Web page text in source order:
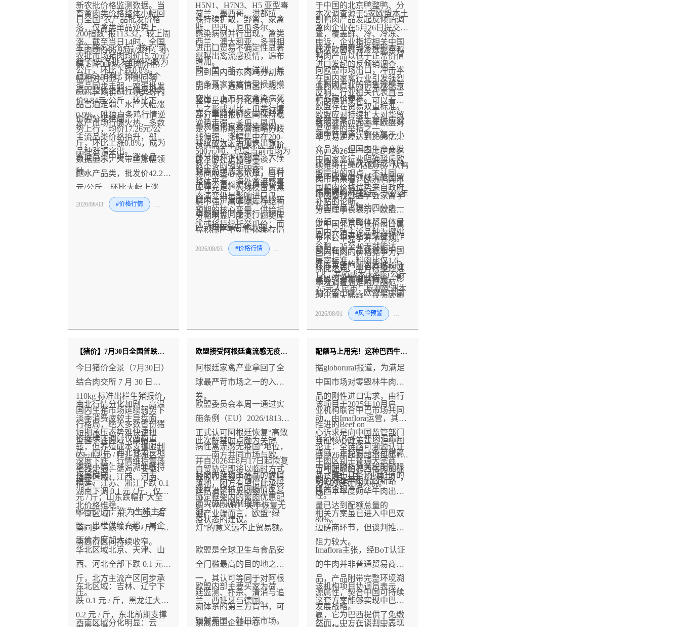
新农批价格监测数据。当
日全国“农产品批发价格
200指数”报113.32，较上周
五下降0.29个点；核心“菜
篮子”产品批发价格指数为
113.42，环比下降0.35个
点。整体生鲜行情呈现肉
品普遍走弱、水产大幅涨
价的分化格局。
畜禽肉类价格整体小幅回
落，仅禽类单品逆势上
涨。截至当日14时，全国
农批市场猪肉均价15.70元/
公斤，环比下跌0.8%。
牛肉均价66.93元/公斤，小
幅下降0.3%；羊肉价格跌
幅相对明显，环比回落
0.6%，均价64.53元/公斤。
蛋品同步走弱，鸡蛋批发
价9.84元/公斤，环比下降
0.9%。唯独白条鸡行情逆
势上行，均价17.26元/公
斤，环比上涨0.8%，成为
畜禽品类中唯一涨价品
种。
水产市场行情火热，多数
主流品类价格抬升，部分
品种涨幅突出。
数据显示，大带鱼涨幅领
跑水产品类，批发价42.27
元/公斤，环比大幅上涨
6.1%；白鲢鱼、鲫鱼同步
2026/08/03 #价格行情 #牛
H5N1、H7N3、H5 亚型毒
株持续扩散，野禽、家禽
感染病例并行出现，禽类
进出口贸易不确定性显著
增加。
荷兰、墨西哥、洪都拉
斯、巴西、厄瓜多尔、新
西兰、澳大利亚、多哥相
继曝出禽流感疫情，遍布
欧、美、非、大洋洲。其
中多哥家禽疫情受损规模
突出，上万只家禽染病死
亡；墨西哥同步出现野禽
与规模化家禽感染案例。
回到国内山东肉鸡分割冻
品市场，近两日出厂报价
整体呈稳中分化格局。大
部分单品报价区间保持稳
定，但市场经营策略分歧
持续放大。为加快出货，
部分商户下调翅类、大棒
腿等品类成交价格；原料
小胸、黄焖鸡块、带骨上
腿肉、带皮腿肉、鸡胗等
单品报价同步下行，翅中
L、翅根 L 局部走弱。
与之形成对比，爪类行情
逆势走强，长爪、凤爪全
线偏强，涨幅集中在200-
500元/吨，也是当前市场为
数不多的强势品类。
从供需基本面来看，现阶
段下游补货情绪平淡，贸
易商观望心态浓厚，自有
库存充足，大规模备货意
愿不强。屠宰端库存结构
分化明显，腿类、翅类库
存积压严重，整体库存仍
处在高位，持续压制该品
类价格反弹空间。
整体来看，海外禽流感事
态演变仍是影响进口爪类
预期的核心变量，供给担
忧或将持续托举爪价；而
短期行情或维持偏弱震
2026/08/03 #价格行情 #禽
于中国的北京鸭整鸭、分
割鸭肉产品发起反倾销调
查，覆盖鲜、冷、冷冻、
腌渍、烟熏等多种形态。
本次调查源于5家欧盟本土
禽肉企业在5月26日提交的
申诉，企业指控相关中国
鸭肉产品以低于正常价值
向欧盟市场出口，冲击本
土鸭肉产业的销售规模与
产品定价体系。
此次欧盟针对冷冻北京鸭
进口发起的反倾销调查，
在国内家禽行业引发强烈
反响。行业相关代表直言
欧盟存在贸易双重标准。
虽然涉案品类主要供应欧
洲中餐渠道，整体属于小
众品类，但国内生产商发
出警示，本次调查或许只
是中欧禽肉领域大范围贸
易摩擦的开端。
业内观点认为，本次北京
鸭反倾销案件，可以看作
欧盟应对持续扩大对华贸
易逆差的举措之一。
数据显示，2025年欧盟对
华贸易逆差达到3598亿欧
元，2026年一季度逆差继
续维持在980亿欧元。从鸭
肉市场来看，欧洲鸭肉市
场规模约8亿欧元，2025年
中国产品占据约四分之一
份额。尽管整体贸易体量
有限，但这场争端被视作
欧盟在农产品领域和中国
开展竞争的一次尝试。一
旦最终落地限制措施，影
响不容小觑，欧盟是中国
鸭肉出口十分重要的优质
外销市场。
中国家禽行业明确驳斥欧
盟提出的观点，不认同中
国鸭肉价格优势来自政府
补贴的论断。
中国畜牧兽医学会家禽学
分会理事长表示，欧盟认
定中国北京鸭低价出口属
于不公平竞争并不客观。
国内鸭肉的价格竞争力，
核心来自产业自身结构性
优势，并非倾销行为。
国内养殖主流品种为樱桃
谷鸭，35至40天就能达到
屠宰标准，料肉比仅1.6-
1.8，养殖成本大约每公斤
2.5元人民币；反观欧洲本
饲料转化效率偏低，综合
生产成本显著更高，天然
形成成本差距。
除此之外，中方行业还对
本次调查划定的产品范围
提出重大质疑，认为欧盟
界定的调查标的物，和中
2026/08/01 #风险预警
【猪价】7月30日全国普跌延续 局部逆势翻红 淡季探底仍在持续
今日猪价全景（7月30日）
结合肉交所 7 月 30 日
110kg 标准出栏生猪报价，
国内生猪市场延续弱势下
行格局，绝大多数省份猪
价继续下调，仅西南重
庆、四川，西北甘肃三地
逆势小幅上涨，湖北维持
持平。
南北行情分化加剧，高温
淡季消费疲软主导盘面，
短期承压态势难快速扭
转，但养殖成本支撑限制
深度下跌，行情维持震荡
探底模式。
全面下跌区域（跌幅
0.1~0.2 元 / 斤）华东区域
全线走弱：上海、安徽、
福建、江苏、浙江下跌 0.1
元 / 斤；山东跌幅扩大至
0.2 元 / 斤，作为生猪主产
区，出栏供给充裕，屠企
压价力度加大。
华中区域：江西、河南、
湖南下调 0.1 元 / 斤，仅湖
北价格维稳。
华南区域广东、广西、海
南同步下跌 0.1 元 / 斤，华
南高价区间持续收窄。
华北区域北京、天津、山
西、河北全部下跌 0.1 元 /
斤，北方主流产区同步承
压。
东北区域：吉林、辽宁下
跌 0.1 元 / 斤，黑龙江大跌
0.2 元 / 斤，东北前期支撑
西南区域分化明显：云
欧盟接受阿根廷禽流感无疫国地位 解除禽肉进口禁令；目前仅中国仍维持暂停
阿根廷家禽产业拿回了全
球最严苛市场之一的入场
券。
欧盟委员会本周一通过实
施条例（EU）2026/1813，
正式认可阿根廷恢复“高致
病性禽流感无疫国”地位，
并自2026年8月17日起恢复
其禽肉及禽类产品的进口
授权，终结了因疫情反复
而实施的限制措施。
此次解禁时点颇为关键
——南方共同市场与欧盟
自贸协定即将以临时方式
落地，阿方有望借此承接
协定框架内的禽肉优惠配
额。
欧盟在法规中确认，阿根
廷已满足世界动物卫生组
织（WOAH）关于恢复无
疫状态的建议。
对产业端而言，欧盟“绿
灯”的意义远不止贸易额。
欧盟是全球卫生与食品安
全门槛最高的目的地之
一，其认可等同于对阿根
廷监测、扑杀、清消与追
溯体系的第三方背书，可
辐射英国、韩日等市场。
欧盟内部主要买家为荷
兰、西班牙与德国。
家禽加工企业中心
配额马上用完！这种巴西牛肉有可能不加税55%？
据globorural报道，为满足
中国市场对零毁林牛肉产
品的刚性进口需求，由行
业机构联合中巴市场共同
推进的Beef on
Track（BoT，牛肉追踪）
项目，正探索一条可脱离
中国保障措施关税配额限
制的对华牛肉出口新路
径。
该项目于2025年10月启
动，由Imaflora运营，其核
心诉求是向中国监管部门
论证：全链路可溯源认证
牛肉区别于普通大宗商
品，属于具备环境价值的
绿色合规产品。
当前核心政策背景：中国
自2026年起对超出每年110
万吨配额的巴西牛肉加征
55%的惩罚性关税。
截至7月21日（上周二），
巴西本年度对华牛肉出货
量已达到配额总量的
80%。
相关方案虽已进入中巴双
边磋商环节，但谈判推进
阻力较大。
Imaflora主张，经BoT认证
的牛肉并非普通贸易商
品，产品附带完整环境溯
源属性，契合中国可持续
发展战略。
该机构项目协调员表示，
这套方案能够实现中巴双
赢，它为巴西提供了免缴
然而，中方在谈判中表现